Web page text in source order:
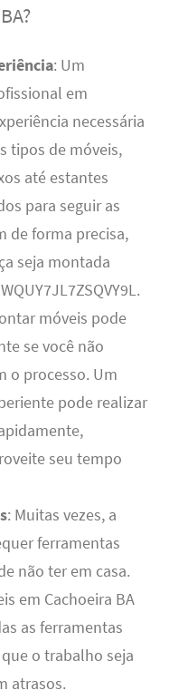
: Um
em
necessária
tipos de móveis,
até estantes
para seguir as
de forma precisa,
seja montada
móveis pode
se você não
o processo. Um
pode realizar
seu tempo
: Muitas vezes, a
ferramentas
não ter em casa.
em Cachoeira BA
as ferramentas
o trabalho seja
atrasos.